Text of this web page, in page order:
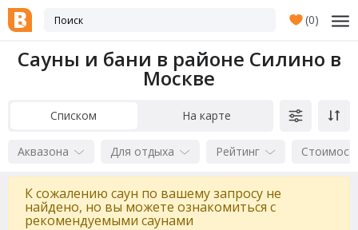
(0)
Сауны и бани в районе Силино в
Москве
Списком На карте
Аквазона Для отдыха Рейтинг
К сожалению саун по вашему запросу не
найдено, но вы можете ознакомиться с
рекомендуемыми саунами